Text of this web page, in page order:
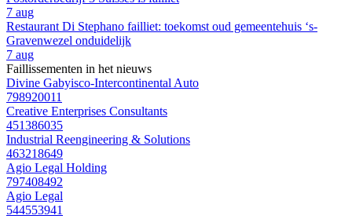
7 aug
Restaurant Di Stephano failliet: toekomst oud gemeentehuis ‘s-
Gravenwezel onduidelijk
7 aug
Faillissementen in het nieuws
Divine Gabyisco-Intercontinental Auto
798920011
Creative Enterprises Consultants
451386035
Industrial Reengineering & Solutions
463218649
Agio Legal Holding
797408492
Agio Legal
544553941